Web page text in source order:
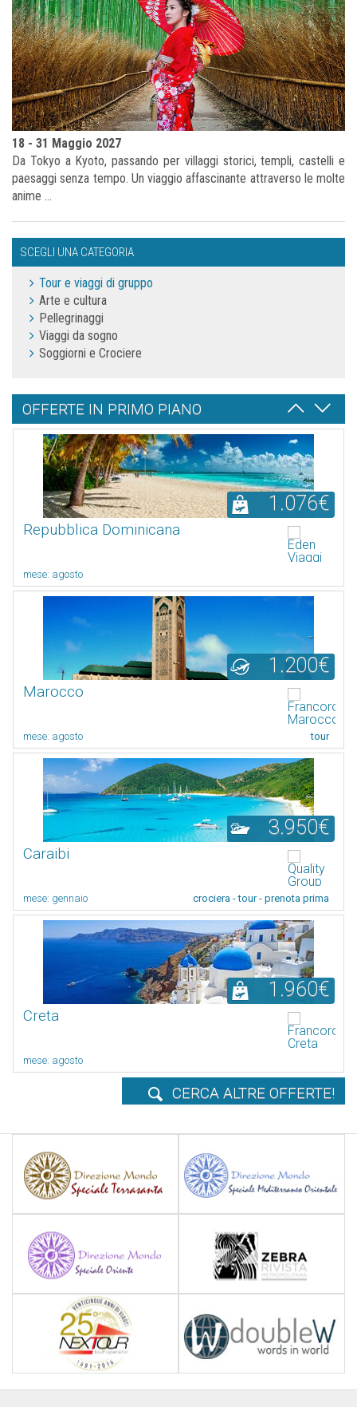
18 - 31 Maggio 2027
Da Tokyo a Kyoto, passando per villaggi storici, templi, castelli e
paesaggi senza tempo. Un viaggio affascinante attraverso le molte
anime ...
SCEGLI UNA CATEGORIA
Tour e viaggi di gruppo
Arte e cultura
Pellegrinaggi
Viaggi da sogno
Soggiorni e Crociere